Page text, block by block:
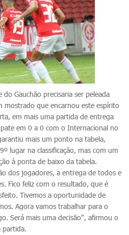
Gauchão precisaria ser peleada
mostrado que encarnou este espírito
em mais uma partida de entrega
em 0 a 0 com o Internacional no
mais um ponto na tabela,
lugar na classificação, mas com um
à ponta de baixo da tabela.
dos jogadores, a entrega de todos e
Fico feliz com o resultado, que é
Tivemos a oportunidade de
Agora vamos trabalhar para o
Será mais uma decisão", afirmou o
partida.